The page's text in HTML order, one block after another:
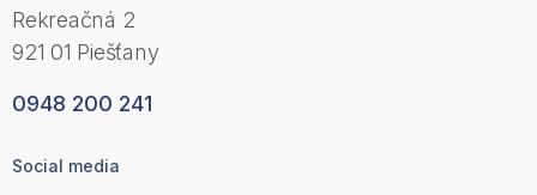
Rekreačná 2
921 01 Piešťany
0948 200 241
Social media